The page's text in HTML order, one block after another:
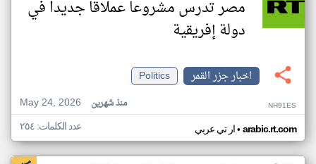
مصر تدرس مشروعا عملاقا جديدا في
دولة إفريقية
اخبار جزر القمر
Politics
May 24, 2026
منذ شهرين NH91ES
ار تي عربي• arabic.rt.com عدد الكلمات: ٢٥٤